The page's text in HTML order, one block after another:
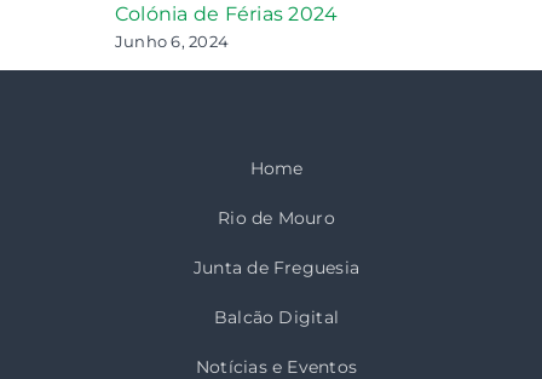
Colónia de Férias 2024
Junho 6, 2024
Home
Rio de Mouro
Junta de Freguesia
Balcão Digital
Notícias e Eventos